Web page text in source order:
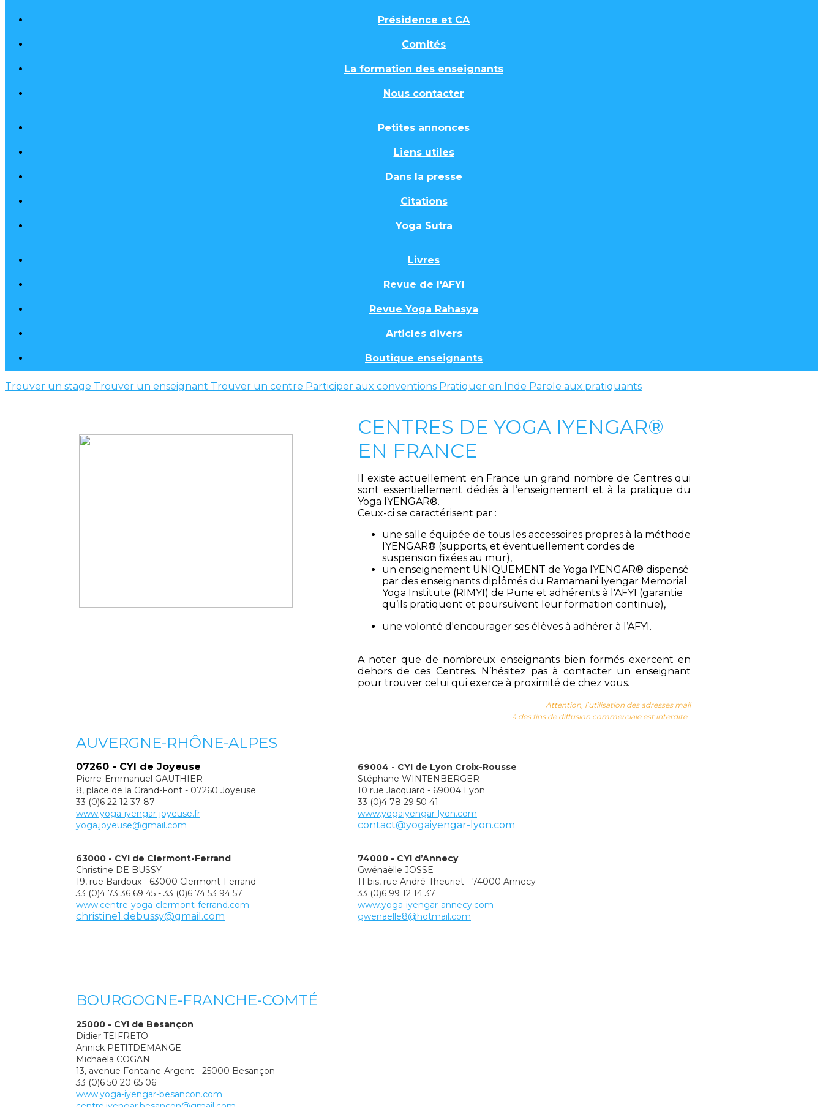
Présidence et CA
Comités
La formation des enseignants
Nous contacter
Petites annonces
Liens utiles
Dans la presse
Citations
Yoga Sutra
Livres
Revue de l'AFYI
Revue Yoga Rahasya
Articles divers
Boutique enseignants
Trouver un stage Trouver un enseignant Trouver un centre Participer aux conventions Pratiquer en Inde Parole aux pratiquants
CENTRES DE YOGA IYENGAR®
EN FRANCE
Il existe actuellement en France un grand nombre de Centres qui
sont essentiellement dédiés à l’enseignement et à la pratique du
Yoga IYENGAR®.
Ceux-ci se caractérisent par :
une salle équipée de tous les accessoires propres à la méthode
IYENGAR® (supports, et éventuellement cordes de
suspension fixées au mur),
un enseignement UNIQUEMENT de Yoga IYENGAR® dispensé
par des enseignants diplômés du Ramamani Iyengar Memorial
Yoga Institute (RIMYI) de Pune et adhérents à l'AFYI (garantie
qu’ils pratiquent et poursuivent leur formation continue),
une volonté d'encourager ses élèves à adhérer à l’AFYI.
A noter que de nombreux enseignants bien formés exercent en
dehors de ces Centres. N’hésitez pas à contacter un enseignant
pour trouver celui qui exerce à proximité de chez vous.
Attention, l’utilisation des adresses mail
à des fins de diffusion commerciale est interdite.
AUVERGNE-RHÔNE-ALPES
07260 - CYI de Joyeuse
Pierre-Emmanuel GAUTHIER
8, place de la Grand-Font - 07260 Joyeuse
33 (0)6 22 12 37 87
www.yoga-iyengar-joyeuse.fr
yoga.joyeuse@gmail.com
63000 - CYI de Clermont-Ferrand
Christine DE BUSSY
19, rue Bardoux - 63000 Clermont-Ferrand
33 (0)4 73 36 69 45 - 33 (0)6 74 53 94 57
www.centre-yoga-clermont-ferrand.com
christine1.debussy@gmail.com
69004 - CYI de Lyon Croix-Rousse
Stéphane WINTENBERGER
10 rue Jacquard - 69004 Lyon
33 (0)4 78 29 50 41
www.yogaiyengar-lyon.com
contact@yogaiyengar-lyon.com
74000 - CYI d’Annecy
Gwénaëlle JOSSE
11 bis, rue André-Theuriet - 74000 Annecy
33 (0)6 99 12 14 37
www.yoga-iyengar-annecy.com
gwenaelle8@hotmail.com
BOURGOGNE-FRANCHE-COMTÉ
25000 - CYI de Besançon
Didier TEIFRETO
Annick PETITDEMANGE
Michaëla COGAN
13, avenue Fontaine-Argent - 25000 Besançon
33 (0)6 50 20 65 06
www.yoga-iyengar-besancon.com